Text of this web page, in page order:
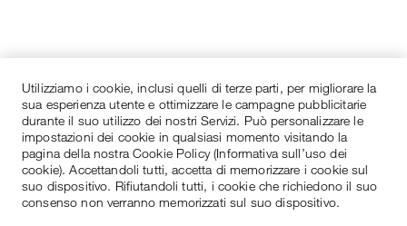
Utilizziamo i cookie, inclusi quelli di terze parti, per migliorare la
sua esperienza utente e ottimizzare le campagne pubblicitarie
durante il suo utilizzo dei nostri Servizi. Può personalizzare le
impostazioni dei cookie in qualsiasi momento visitando la
pagina della nostra Cookie Policy (Informativa sull’uso dei
cookie). Accettandoli tutti, accetta di memorizzare i cookie sul
suo dispositivo. Rifiutandoli tutti, i cookie che richiedono il suo
consenso non verranno memorizzati sul suo dispositivo.